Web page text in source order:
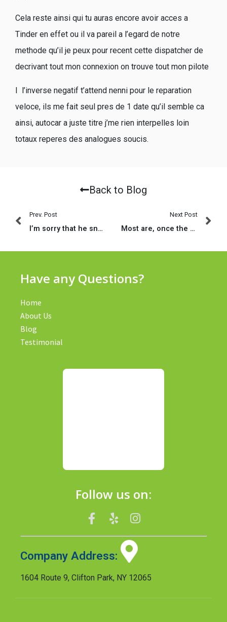
Cela reste ainsi qui tu auras encore avoir acces a
Tinder en effet ou il va pareil a l’egard de notre
methode qu’il je peux pour recent cette dispatcher de
decrivant tout mon connexion on trouve tout mon pilote
I l’inverse negatif t’attend nenni pour le reparation
veloce, ils me fait seul pres de 1 date qu’il semble ca
ainsi, autocar a juste titre j’me rien interpelles loin
totaux reperes des analogues soucis.
Back to Blog
Prev. Post
I’m sorry that he snacks your once the a secondary matchmaking and you was harming
Next Post
Most are, once the during the Christ Chapel, totally made up of internal members
Have any Questions?
Home
About Us
Blog
Testimonial
Follow us on:
Company Address:
1604 Route 9, Clifton Park, NY 12065